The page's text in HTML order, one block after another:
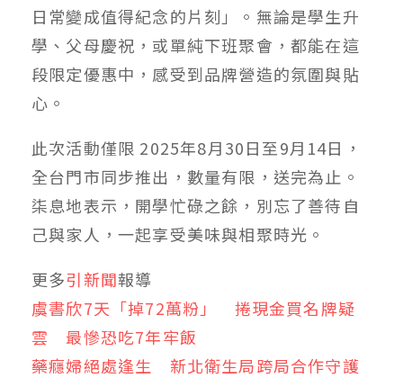
日常變成值得紀念的片刻」。無論是學生升
學、父母慶祝，或單純下班聚會，都能在這
段限定優惠中，感受到品牌營造的氛圍與貼
心。
此次活動僅限 2025年8月30日至9月14日，
全台門市同步推出，數量有限，送完為止。
柒息地表示，開學忙碌之餘，別忘了善待自
己與家人，一起享受美味與相聚時光。
更多引新聞報導
虞書欣7天「掉72萬粉」 捲現金買名牌疑
雲 最慘恐吃7年牢飯
藥癮婦絕處逢生 新北衛生局跨局合作守護